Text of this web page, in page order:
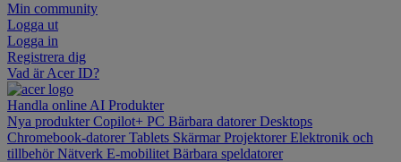
Min community
Logga ut
Logga in
Registrera dig
Vad är Acer ID?
Handla online AI Produkter
Nya produkterCopilot+ PC Bärbara datorerDesktops
Chromebook-datorerTablets SkärmarProjektorerElektronik och
tillbehörNätverk E-mobilitet Bärbara speldatorer